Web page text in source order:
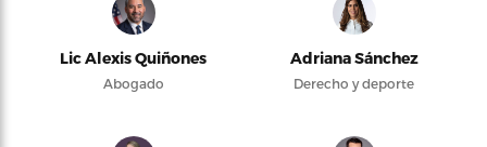
Lic Alexis Quiñones
Abogado
Adriana Sánchez
Derecho y deporte